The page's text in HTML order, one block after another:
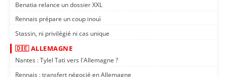
Benatia relance un dossier XXL
Rennais prépare un coup inouï
Stassin, ni privilégié ni cas unique
🇩🇪 ALLEMAGNE
Nantes : Tylel Tati vers l'Allemagne ?
Rennais : transfert négocié en Allemagne